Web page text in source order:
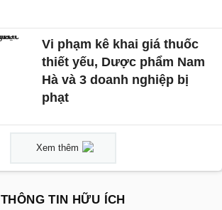
Vi phạm kê khai giá thuốc
thiết yếu, Dược phẩm Nam
Hà và 3 doanh nghiệp bị
phạt
Xem thêm
THÔNG TIN HỮU ÍCH